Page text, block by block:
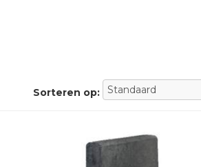
Sorteren op: